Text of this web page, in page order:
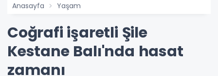
Anasayfa Yaşam
Coğrafi işaretli Şile
Kestane Balı'nda hasat
zamanı